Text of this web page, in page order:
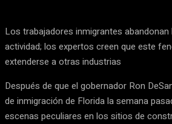
Los trabajadores inmigrantes
actividad; los expertos creen que este
extenderse a otras industrias
Después de que el gobernador Ron
de inmigración de Florida la semana
escenas peculiares en los sitios de